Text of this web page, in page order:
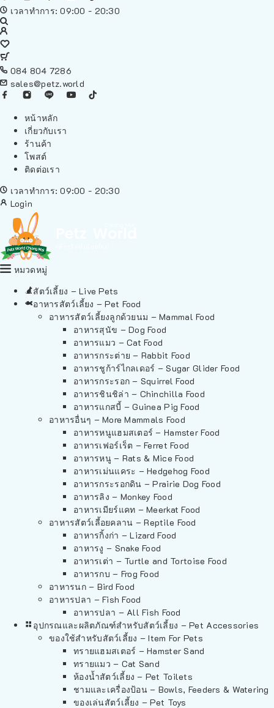
เวลาทำการ: 09:00 - 20:30
084 804 7286
sales@petz.world
หน้าหลัก
เกี่ยวกับเรา
ร้านค้า
โพสต์
ติดต่อเรา
เวลาทำการ: 09:00 - 20:30
Login
หมวดหมู่
สัตว์เลี้ยง – Live Pets
อาหารสัตว์เลี้ยง – Pet Food
อาหารสัตว์เลี้ยงลูกด้วยนม – Mammal Food
อาหารสุนัข – Dog Food
อาหารแมว – Cat Food
อาหารกระต่าย – Rabbit Food
อาหารชูก้าร์ไกลเดอร์ – Sugar Glider Food
อาหารกระรอก – Squirrel Food
อาหารชินชิล่า – Chinchilla Food
อาหารแกสบี้ – Guinea Pig Food
อาหารอื่นๆ – More Mammals Food
อาหารหนูแฮมสเตอร์ – Hamster Food
อาหารเฟอร์เร็ต – Ferret Food
อาหารหนู – Rats & Mice Food
อาหารเม่นแคระ – Hedgehog Food
อาหารกระรอกดิน – Prairie Dog Food
อาหารลิง – Monkey Food
อาหารเมียร์แคท – Meerkat Food
อาหารสัตว์เลี้อยคลาน – Reptile Food
อาหารกิ้งก่า – Lizard Food
อาหารงู – Snake Food
อาหารเต่า – Turtle and Tortoise Food
อาหารกบ – Frog Food
อาหารนก – Bird Food
อาหารปลา – Fish Food
อาหารปลา – All Fish Food
อุปกรณและผลิตภัณฑ์สำหรับสัตว์เลี้ยง – Pet Accessories
ของใช้สำหรับสัตว์เลี้ยง – Item For Pets
ทรายแฮมสเตอร์ – Hamster Sand
ทรายแมว – Cat Sand
ห้องน้ำสัตว์เลี้ยง – Pet Toilets
ชามและเครื่องป้อน – Bowls, Feeders & Watering
ของเล่นสัตว์เลี้ยง – Pet Toys